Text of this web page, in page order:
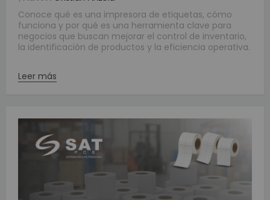
Conoce qué es una impresora de etiquetas, cómo
funciona y por qué es una herramienta clave para
negocios que buscan mejorar el control de inventario,
la identificación de productos y la eficiencia operativa.
Leer más